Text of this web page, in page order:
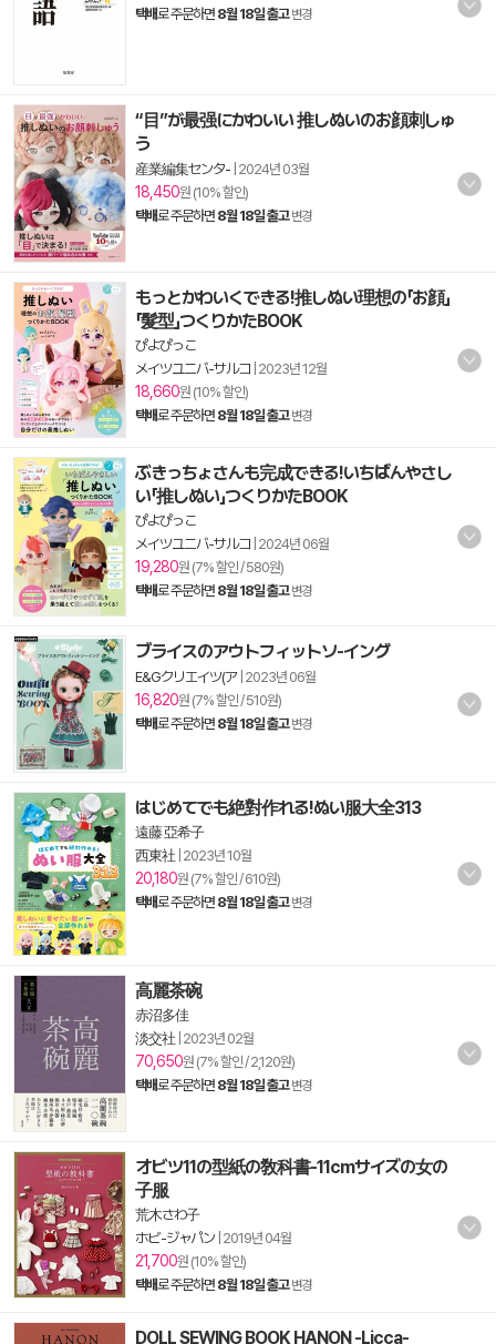
택배로 주문하면 8월 18일 출고 변경
“目”が最强にかわいい 推しぬいのお顔刺しゅ
う
産業編集センタ- 2024년 03월
18,450원 (10% 할인)
택배로 주문하면 8월 18일 출고 변경
もっとかわいくできる!推しぬい理想の「お顔」
「髮型」つくりかたBOOK
ぴよぴっこ
メイツユニバ-サルコ 2023년 12월
18,660원 (10% 할인)
택배로 주문하면 8월 18일 출고 변경
ぶきっちょさんも完成できる!いちばんやさし
い「推しぬい」つくりかたBOOK
ぴよぴっこ
メイツユニバ-サルコ 2024년 06월
19,280원 (7% 할인 / 580원)
택배로 주문하면 8월 18일 출고 변경
ブライスのアウトフィットソ-イング
E&Gクリエイツ(ア 2023년 06월
16,820원 (7% 할인 / 510원)
택배로 주문하면 8월 18일 출고 변경
はじめてでも絶對作れる!ぬい服大全313
遠藤 亞希子
西東社 2023년 10월
20,180원 (7% 할인 / 610원)
택배로 주문하면 8월 18일 출고 변경
高麗茶碗
赤沼多佳
淡交社 2023년 02월
70,650원 (7% 할인 / 2,120원)
택배로 주문하면 8월 18일 출고 변경
オビツ11の型紙の敎科書-11cmサイズの女の
子服
荒木さわ子
ホビ-ジャパン| 2019년 04월
21,700원 (10% 할인)
택배로 주문하면 8월 18일 출고 변경
DOLL SEWING BOOK HANON -Licca-